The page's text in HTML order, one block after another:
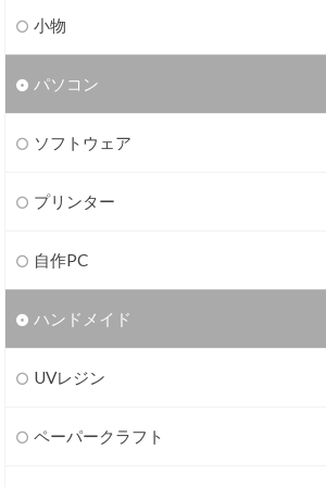
小物
パソコン
ソフトウェア
プリンター
自作PC
ハンドメイド
UVレジン
ペーパークラフト